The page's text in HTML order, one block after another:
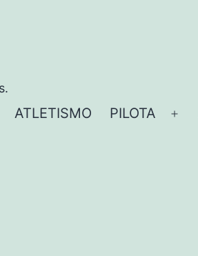
ATLETISMO PILOTA